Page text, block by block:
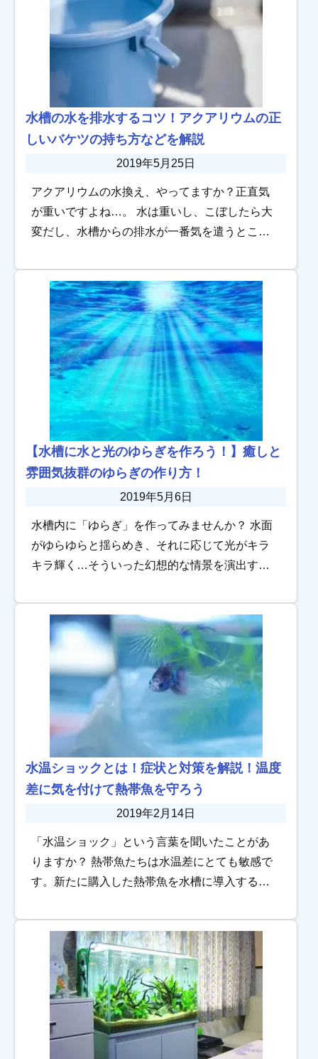
水槽の水を排水するコツ！アクアリウムの正
しいバケツの持ち方などを解説
2019年5月25日
アクアリウムの水換え、やってますか？正直気
が重いですよね…。 水は重いし、こぼしたら大
変だし、水槽からの排水が一番気を遣うところ
にトラブルが起こらない排水方法、バケツの持
ち方」 […]
【水槽に水と光のゆらぎを作ろう！】癒しと
雰囲気抜群のゆらぎの作り方！
2019年5月6日
水槽内に「ゆらぎ」を作ってみませんか？ 水面
がゆらゆらと揺らめき、それに応じて光がキラ
キラ輝く…そういった幻想的な情景を演出する
雰囲気抜群のゆらぎのある水槽の作り方につい
て解説 […]
水温ショックとは！症状と対策を解説！温度
差に気を付けて熱帯魚を守ろう
2019年2月14日
「水温ショック」という言葉を聞いたことがあ
りますか？ 熱帯魚たちは水温差にとても敏感で
す。新たに購入した熱帯魚を水槽に導入する
を合わせないと熱帯魚たちはショックを受けて
しまいます […]